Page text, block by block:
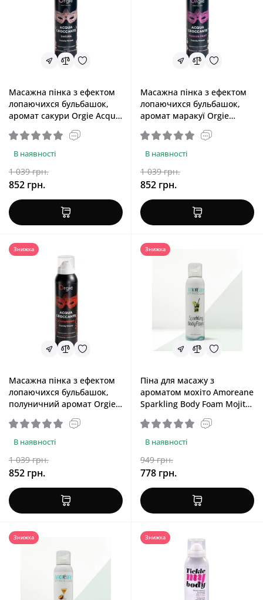
Масажна пінка з ефектом
лопаючихся бульбашок,
аромат сакури Orgie Acqua
Croccante Sakura, 150 ml
В наявності
1 039 грн.
852 грн.
Масажна пінка з ефектом
лопаючихся бульбашок,
аромат маракуї Orgie
Acqua Croccante Passion
Fruit, 150 ml
В наявності
1 039 грн.
852 грн.
Знижка
Масажна пінка з ефектом
лопаючихся бульбашок,
полуничний аромат Orgie
Acqua Croccante
Strawberry, 150 ml
В наявності
1 039 грн.
852 грн.
Знижка
Піна для масажу з
ароматом мохіто Amoreane
Sparkling Body Foam Mojito,
В наявності
949 грн.
778 грн.
Знижка Знижка